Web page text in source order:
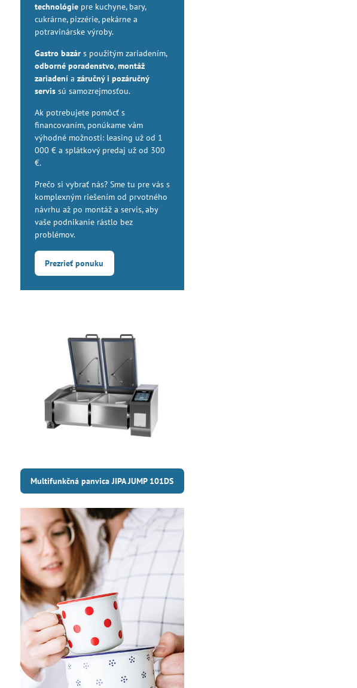
technológiepre kuchyne, bary,
cukrárne, pizzérie, pekárne a
potravinárske výroby.
Gastro bazárs použitým zariadením,
odborné poradenstvo,montáž
zariadenía záručný i pozáručný
servissú samozrejmosťou.
Ak potrebujete pomôcť s
financovaním, ponúkame vám
výhodné možnosti: leasing už od 1
000 € a splátkový predaj už od 300
€.
Prečo si vybrať nás? Sme tu pre vás s
komplexným riešením od prvotného
návrhu až po montáž a servis, aby
vaše podnikanie rástlo bez
problémov.
Prezrieť ponuku
Multifunkčná panvica JIPA JUMP 101DS